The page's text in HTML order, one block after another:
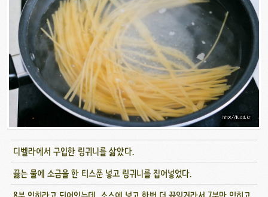
디벨라에서 구입한 링귀니를 삶았다.
끓는 물에 소금을 한 티스푼 넣고 링귀니를 집어넣었다.